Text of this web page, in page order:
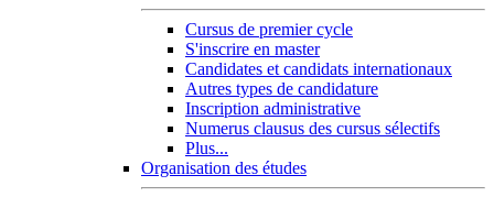
Cursus de premier cycle
S'inscrire en master
Candidates et candidats internationaux
Autres types de candidature
Inscription administrative
Numerus clausus des cursus sélectifs
Plus...
Organisation des études